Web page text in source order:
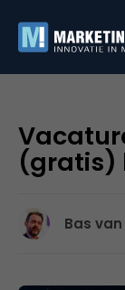
(gratis)
Bas